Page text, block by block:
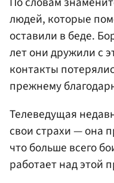
людей, которые
оставили в беде.
лет они дружили с
контакты
прежнему
Телеведущая
свои страхи — она
что больше всего
работает над этой